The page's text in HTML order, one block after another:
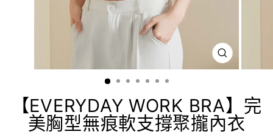
關
閉
【EVERYDAY WORK BRA】完
美胸型無痕軟支撐聚攏內衣